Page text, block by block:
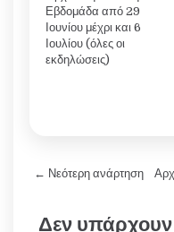
Εβδομάδα από 29
Ιουνίου μέχρι και 6
Ιουλίου (όλες οι
εκδηλώσεις)
← Νεότερη ανάρτηση
Δεν υπάρχουν